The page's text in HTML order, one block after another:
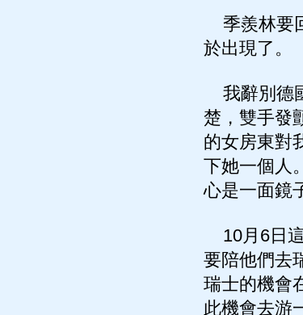
季羨林要
於出現了。
我辭別德
楚，雙手發
的女房東對
下她一個人
心是一面鏡
10月6日
要陪他們去
瑞士的機會
此機會去游